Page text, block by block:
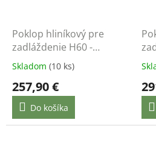
Poklop hliníkový pre
zadláždenie H60 -
800x800 - nosnosť do
12,5 t
Skladom (10 ks)
257,90 €
Do košíka